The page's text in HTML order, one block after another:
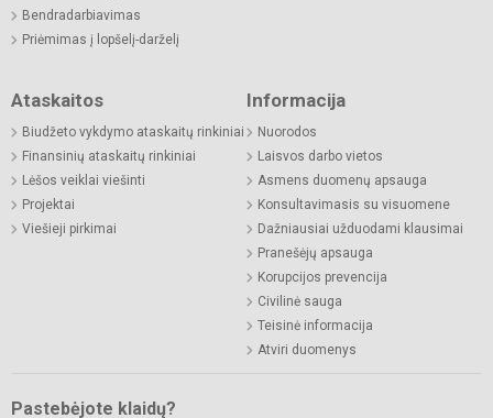
Bendradarbiavimas
Priėmimas į lopšelį-darželį
Ataskaitos
Biudžeto vykdymo ataskaitų rinkiniai
Finansinių ataskaitų rinkiniai
Lėšos veiklai viešinti
Projektai
Viešieji pirkimai
Informacija
Nuorodos
Laisvos darbo vietos
Asmens duomenų apsauga
Konsultavimasis su visuomene
Dažniausiai užduodami klausimai
Pranešėjų apsauga
Korupcijos prevencija
Civilinė sauga
Teisinė informacija
Atviri duomenys
Pastebėjote klaidų?